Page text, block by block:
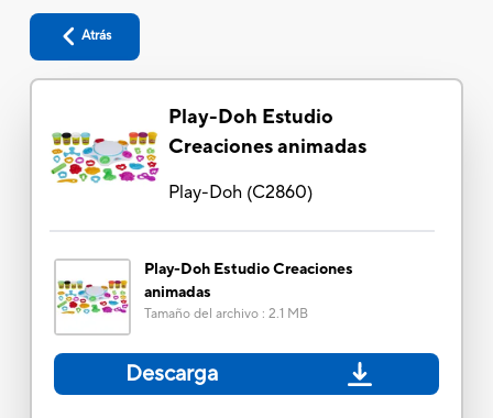
Atrás
Play-Doh Estudio
Creaciones animadas
Play-Doh(C2860)
Play-Doh Estudio Creaciones
animadas
Tamaño del archivo: 2.1 MB
Descarga